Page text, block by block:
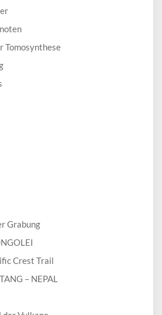
Tomosynthese
Grabung
Crest Trail
– NEPAL